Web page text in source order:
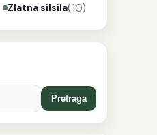
Zlatna silsila(10)